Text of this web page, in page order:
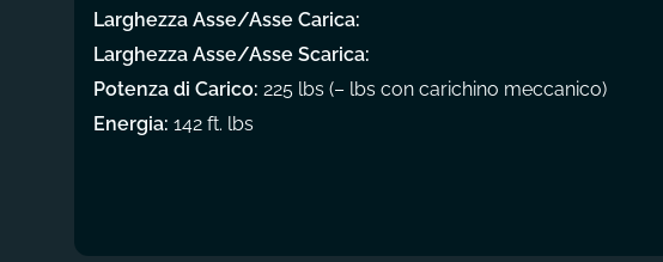
Larghezza Asse/Asse Carica:
Larghezza Asse/Asse Scarica:
Potenza di Carico: 225 lbs (– lbs con carichino meccanico)
Energia: 142 ft. lbs